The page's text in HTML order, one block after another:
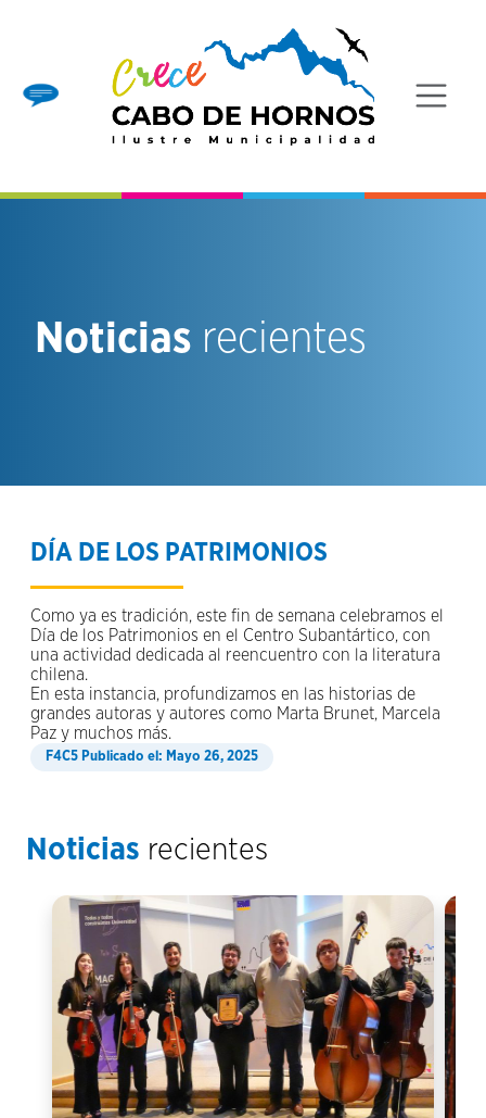
Noticias recientes
DÍA DE LOS PATRIMONIOS
Como ya es tradición, este fin de semana celebramos el
Día de los Patrimonios en el Centro Subantártico, con
una actividad dedicada al reencuentro con la literatura
chilena.
En esta instancia, profundizamos en las historias de
grandes autoras y autores como Marta Brunet, Marcela
Paz y muchos más.
Publicado el: Mayo 26, 2025
Noticias recientes